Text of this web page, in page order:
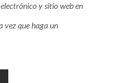
y sitio web en
vez que haga un